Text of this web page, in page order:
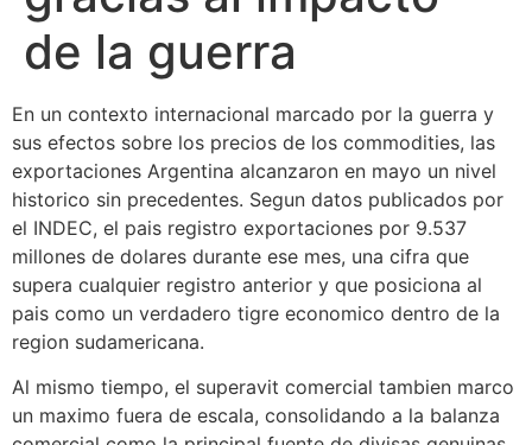
de la guerra
En un contexto internacional marcado por la guerra y
sus efectos sobre los precios de los commodities, las
exportaciones Argentina alcanzaron en mayo un nivel
historico sin precedentes. Segun datos publicados por
el INDEC, el pais registro exportaciones por 9.537
millones de dolares durante ese mes, una cifra que
supera cualquier registro anterior y que posiciona al
pais como un verdadero tigre economico dentro de la
region sudamericana.
Al mismo tiempo, el superavit comercial tambien marco
un maximo fuera de escala, consolidando a la balanza